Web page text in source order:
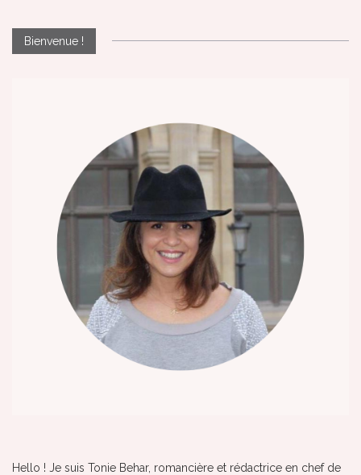
Bienvenue !
Hello ! Je suis Tonie Behar, romancière et rédactrice en chef de